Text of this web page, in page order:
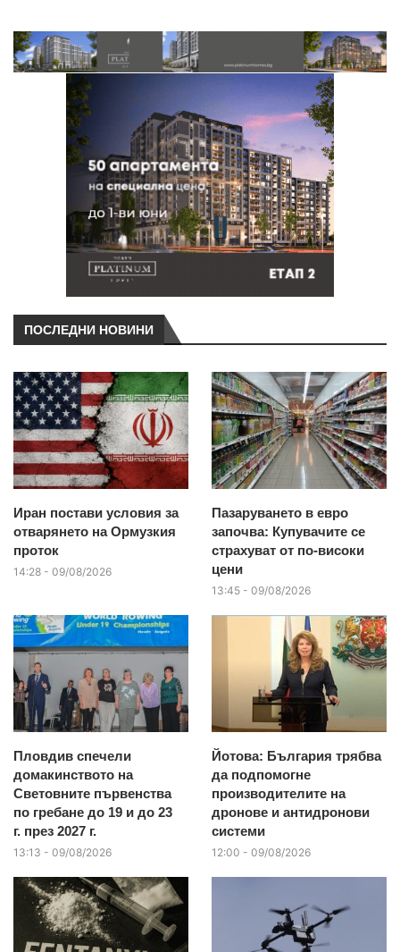
ПОСЛЕДНИ НОВИНИ
Иран постави условия за
отварянето на Ормузкия
проток
14:28 - 09/08/2026
Пазаруването в евро
започва: Купувачите се
страхуват от по-високи
цени
13:45 - 09/08/2026
Пловдив спечели
домакинството на
Световните първенства
по гребане до 19 и до 23
г. през 2027 г.
13:13 - 09/08/2026
Йотова: България трябва
да подпомогне
производителите на
дронове и антидронови
системи
12:00 - 09/08/2026